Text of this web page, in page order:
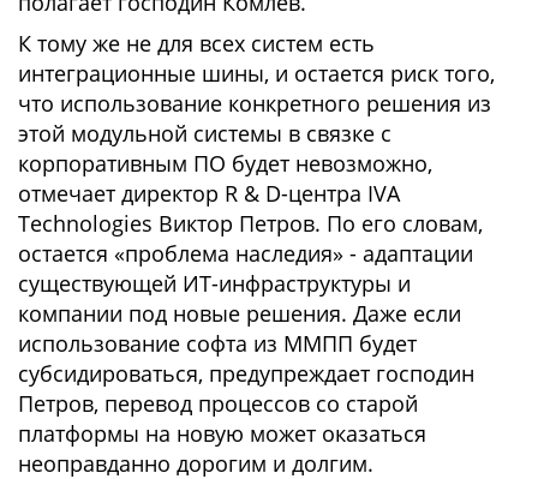
К тому же не для всех систем есть
интеграционные шины, и остается риск того,
что использование конкретного решения из
этой модульной системы в связке с
корпоративным ПО будет невозможно,
отмечает директор R & D-центра IVA
Technologies Виктор Петров. По его словам,
остается «проблема наследия» - адаптации
существующей ИТ-инфраструктуры и
компании под новые решения. Даже если
использование софта из ММПП будет
субсидироваться, предупреждает господин
Петров, перевод процессов со старой
платформы на новую может оказаться
неоправданно дорогим и долгим.